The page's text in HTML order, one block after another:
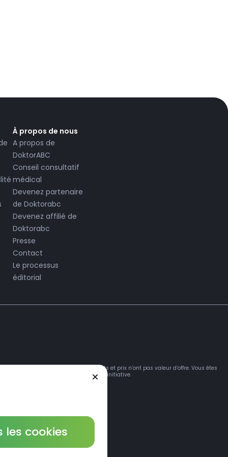
À propos de nous
A propos de
DoktorABC
Conseil consultatif
médical
Devenez partenaire
de Doktorabc
Devenez affilié de
Doktorabc
Presse
Contact
Le processus
éditorial
sur les produits, médicaments et prix n’ont pas valeur d’offre. Vous êtes
et utilisez ce site de votre propre initiative.
les cookies